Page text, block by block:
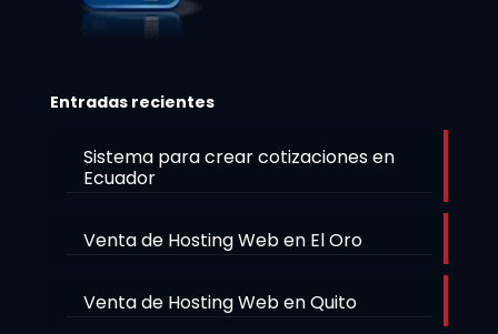
Entradas recientes
Sistema para crear cotizaciones en
Ecuador
Venta de Hosting Web en El Oro
Venta de Hosting Web en Quito